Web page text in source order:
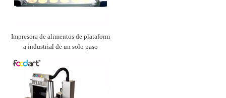
Impresora de alimentos de plataform
a industrial de un solo paso